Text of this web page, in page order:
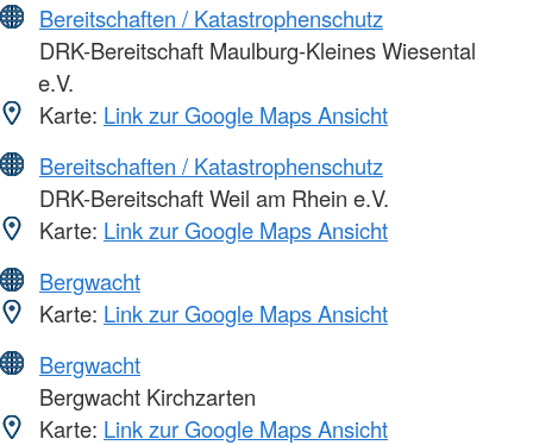
Bereitschaften / Katastrophenschutz
DRK-Bereitschaft Maulburg-Kleines Wiesental
e.V.
Karte: Link zur Google Maps Ansicht
Bereitschaften / Katastrophenschutz
DRK-Bereitschaft Weil am Rhein e.V.
Karte: Link zur Google Maps Ansicht
Bergwacht
Karte: Link zur Google Maps Ansicht
Bergwacht
Bergwacht Kirchzarten
Karte: Link zur Google Maps Ansicht